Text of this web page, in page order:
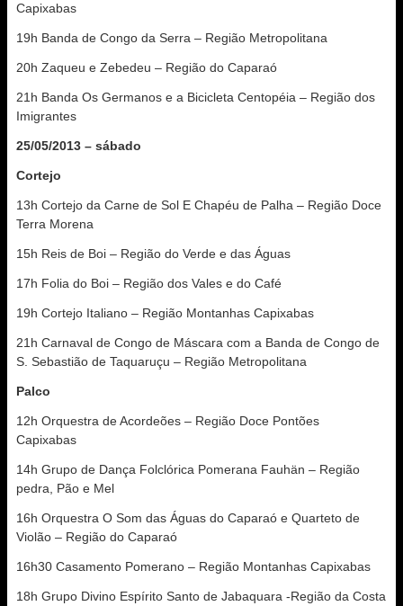
Capixabas
19h Banda de Congo da Serra – Região Metropolitana
20h Zaqueu e Zebedeu – Região do Caparaó
21h Banda Os Germanos e a Bicicleta Centopéia – Região dos
Imigrantes
25/05/2013 – sábado
Cortejo
13h Cortejo da Carne de Sol E Chapéu de Palha – Região Doce
Terra Morena
15h Reis de Boi – Região do Verde e das Águas
17h Folia do Boi – Região dos Vales e do Café
19h Cortejo Italiano – Região Montanhas Capixabas
21h Carnaval de Congo de Máscara com a Banda de Congo de
S. Sebastião de Taquaruçu – Região Metropolitana
Palco
12h Orquestra de Acordeões – Região Doce Pontões
Capixabas
14h Grupo de Dança Folclórica Pomerana Fauhän – Região
pedra, Pão e Mel
16h Orquestra O Som das Águas do Caparaó e Quarteto de
Violão – Região do Caparaó
16h30 Casamento Pomerano – Região Montanhas Capixabas
18h Grupo Divino Espírito Santo de Jabaquara -Região da Costa